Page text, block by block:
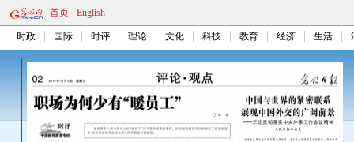
首页 English
时政 国际 时评 理论 文化 科技 教育 经济 生活